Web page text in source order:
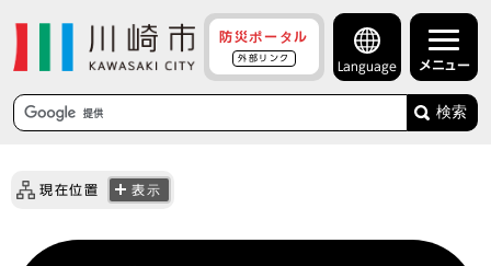
防災ポータル
外部リンク
Language メニュー
検索
現在位置 表示